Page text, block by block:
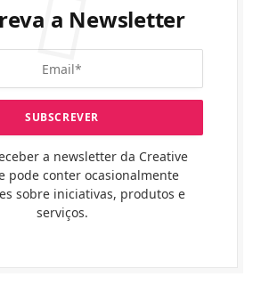
a Newsletter
a newsletter da Creative
pode conter ocasionalmente
sobre iniciativas, produtos e
serviços.